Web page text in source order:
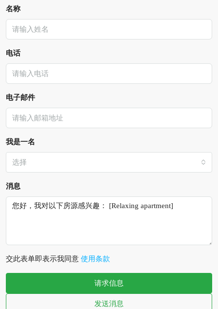
名称
电话
电子邮件
我是一名
选择
消息
交此表单即表示我同意 使用条款
请求信息
发送消息